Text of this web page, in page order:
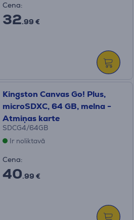
Cena:
32.99 €
Kingston Canvas Go! Plus,
microSDXC, 64 GB, melna -
Atmiņas karte
SDCG4/64GB
Ir noliktavā
Cena:
40.99 €